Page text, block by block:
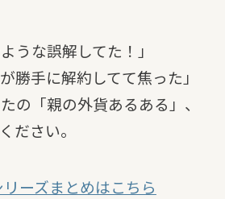
うな誤解してた！」
勝手に解約してて焦った」
の「親の外貨あるある」、
ださい。
ーズまとめはこちら